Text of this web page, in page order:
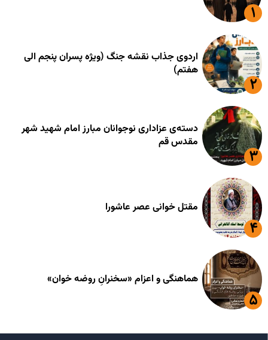
اردوی جذاب نقشه جنگ (ویژه پسران پنجم الی
هفتم)
دسته‌ی عزاداری نوجوانان مبارز امام شهید شهر
مقدس قم
مقتل خوانی عصر عاشورا
هماهنگی و اعزام «سخنرانِ روضه خوان»